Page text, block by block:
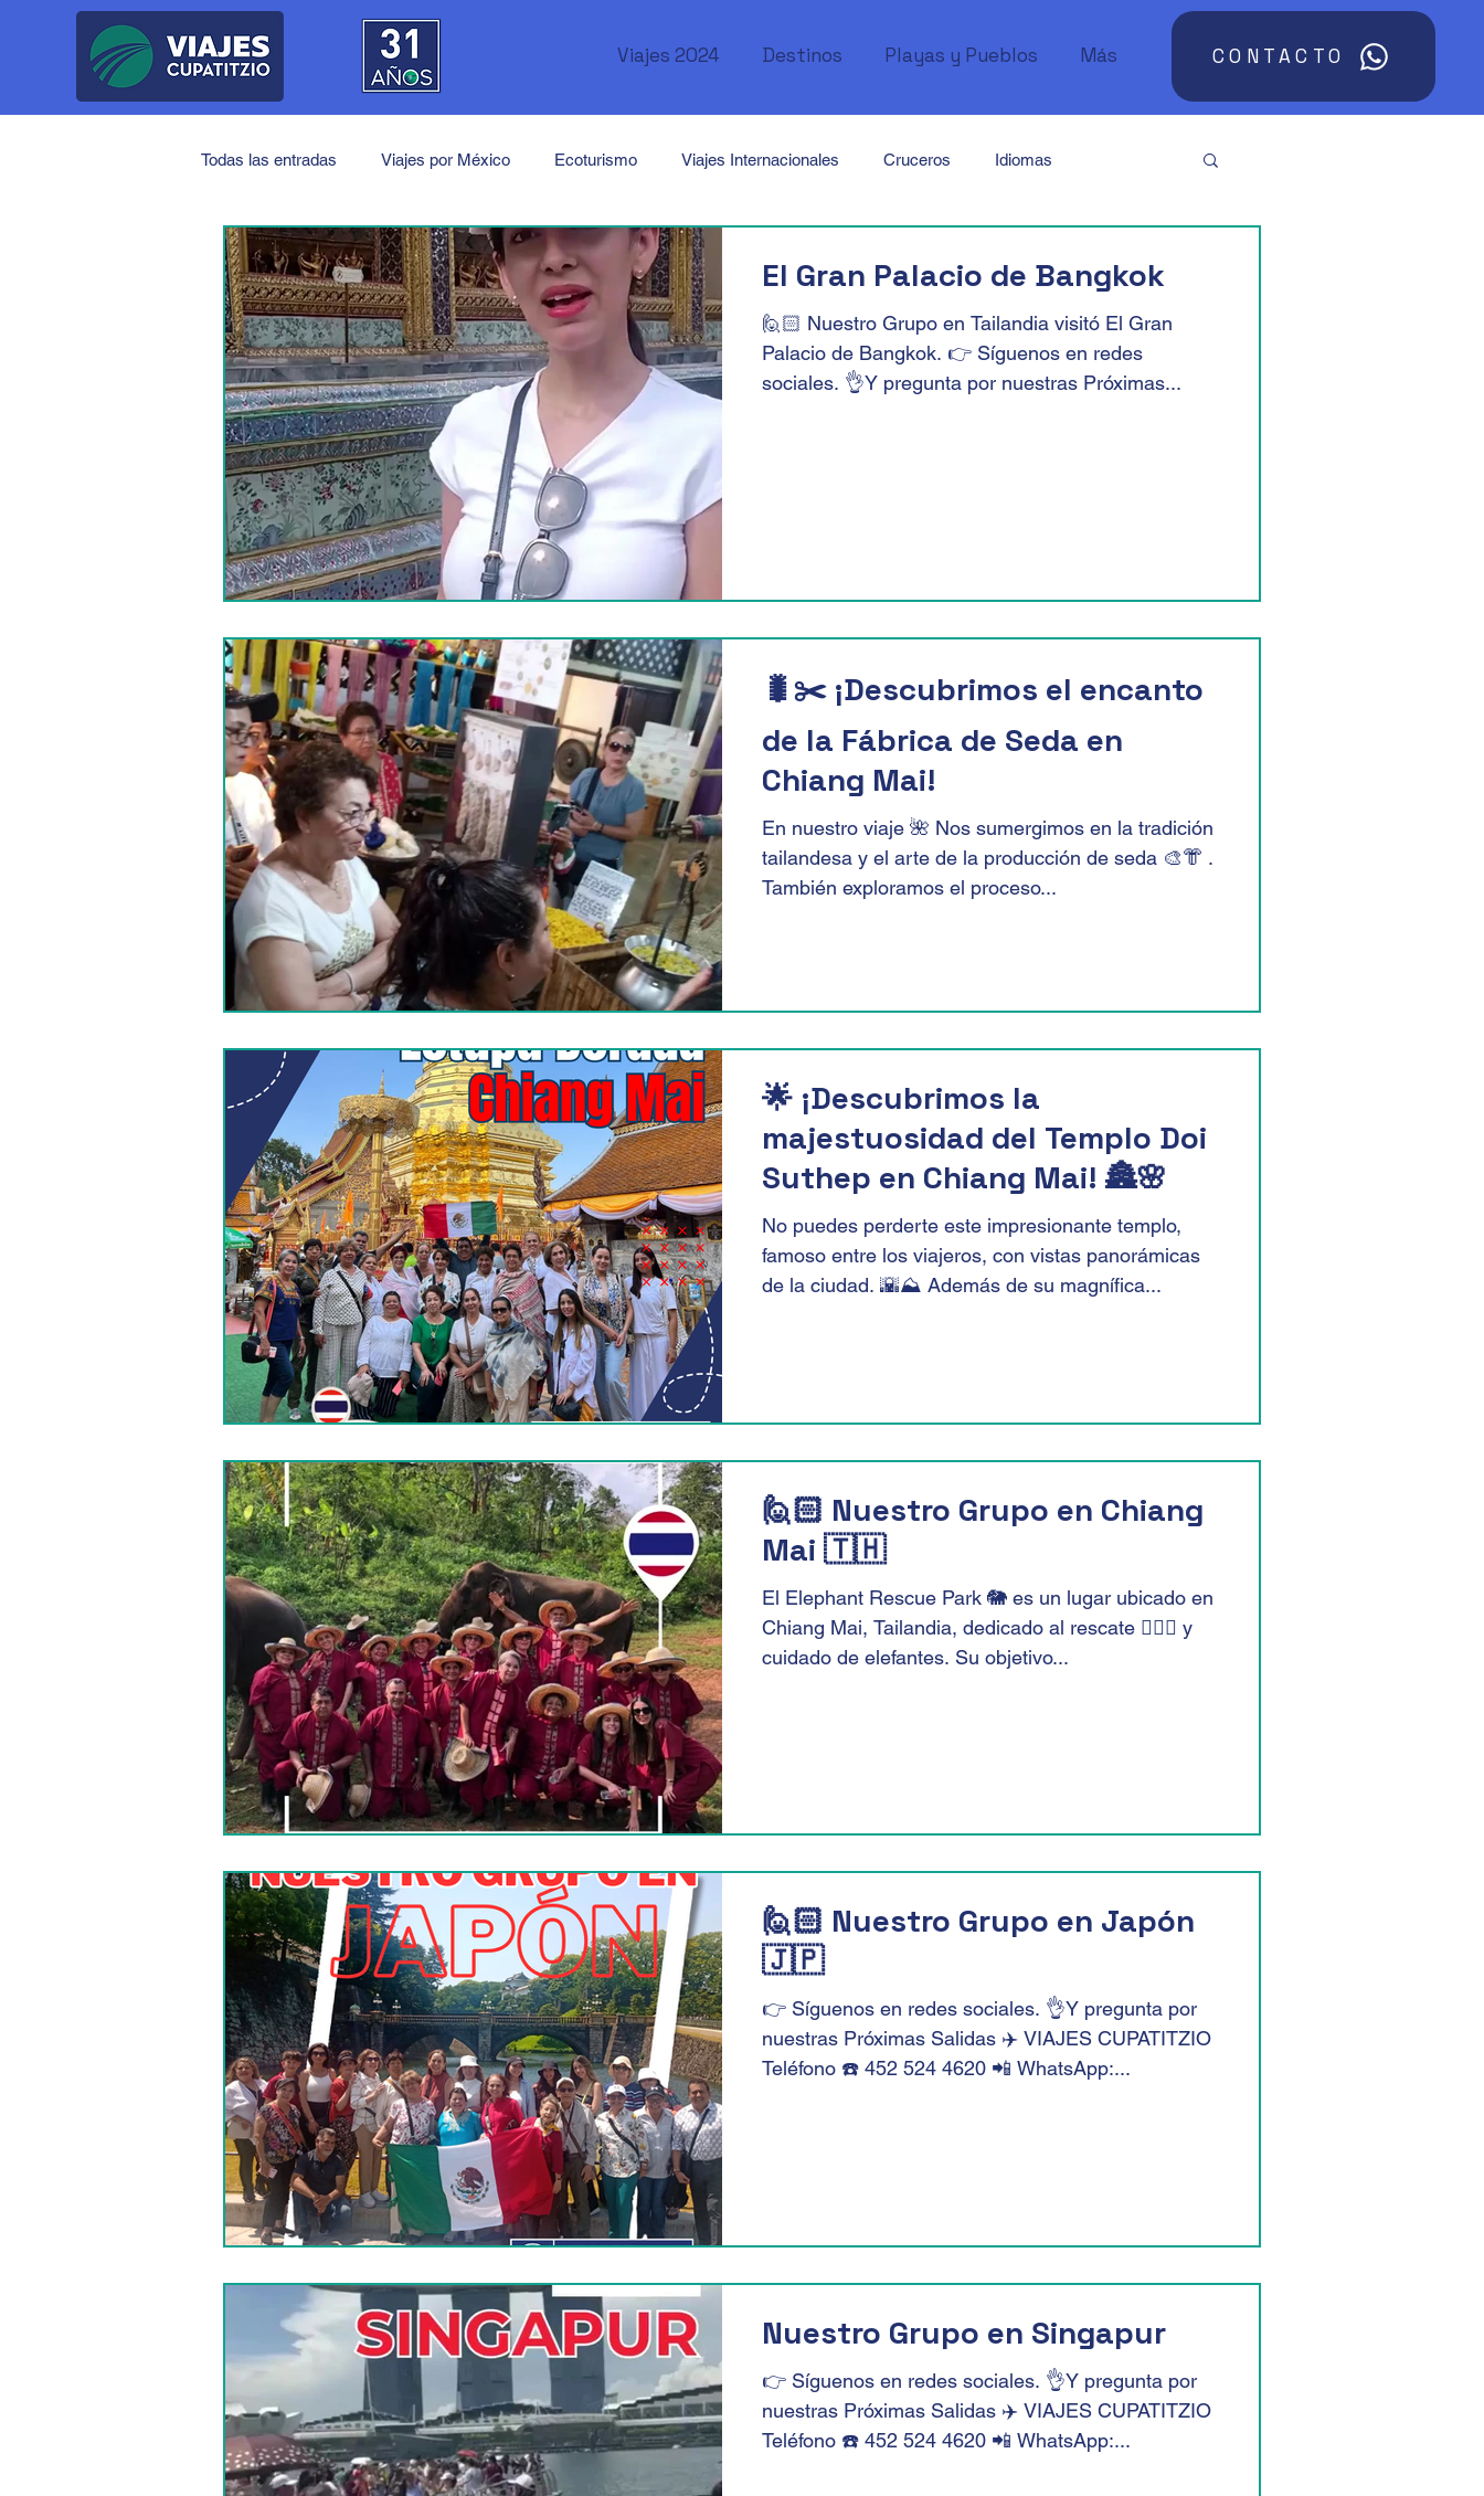
Viajes 2024 Destinos Playas y Pueblos Más CONTACTO
Todas las entradas Viajes por México Ecoturismo Viajes Internacionales Cruceros Idiomas
Próximos Viajes América Canadá USA México
Japón China India Tailandia Singapur Africa Kenya Marruecos Sudáfrica
Medio Oriente Turquía Jordania Emiratos Árabes
El Gran Palacio de Bangkok
🙋🏻‍ Nuestro Grupo en Tailandia visitó El Gran
Palacio de Bangkok. 👉 Síguenos en redes
sociales. 👌Y pregunta por nuestras Próximas...
🐛✂️ ¡Descubrimos el encanto
de la Fábrica de Seda en
Chiang Mai!
En nuestro viaje 🌺 Nos sumergimos en la tradición
tailandesa y el arte de la producción de seda 🎨👘 .
También exploramos el proceso...
🌟 ¡Descubrimos la
majestuosidad del Templo Doi
Suthep en Chiang Mai! 🏯🌸
No puedes perderte este impresionante templo,
famoso entre los viajeros, con vistas panorámicas
de la ciudad. 🌇⛰️ Además de su magnífica...
🙋🏻‍ Nuestro Grupo en Chiang
Mai 🇹🇭
El Elephant Rescue Park 🐘 es un lugar ubicado en
Chiang Mai, Tailandia, dedicado al rescate 👨🏽‍⚕️ y
cuidado de elefantes. Su objetivo...
🙋🏻‍ Nuestro Grupo en Japón
🇯🇵
👉 Síguenos en redes sociales. 👌Y pregunta por
nuestras Próximas Salidas ✈️ VIAJES CUPATITZIO
Teléfono ☎️ 452 524 4620 📲 WhatsApp:...
Nuestro Grupo en Singapur
👉 Síguenos en redes sociales. 👌Y pregunta por
nuestras Próximas Salidas ✈️ VIAJES CUPATITZIO
Teléfono ☎️ 452 524 4620 📲 WhatsApp:...